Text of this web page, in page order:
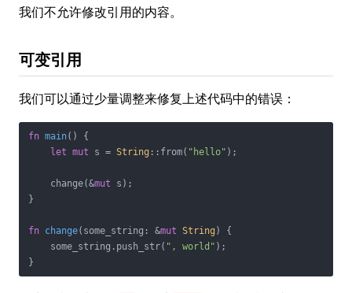
我们不允许修改引用的内容。
可变引用
我们可以通过少量调整来修复上述代码中的错误：
fn main() {
let mut s = String ::from( "hello" );
    change(&
mut s);
}
fn change(some_string: &mut String ) {
    some_string.push_str(
", world" );
}